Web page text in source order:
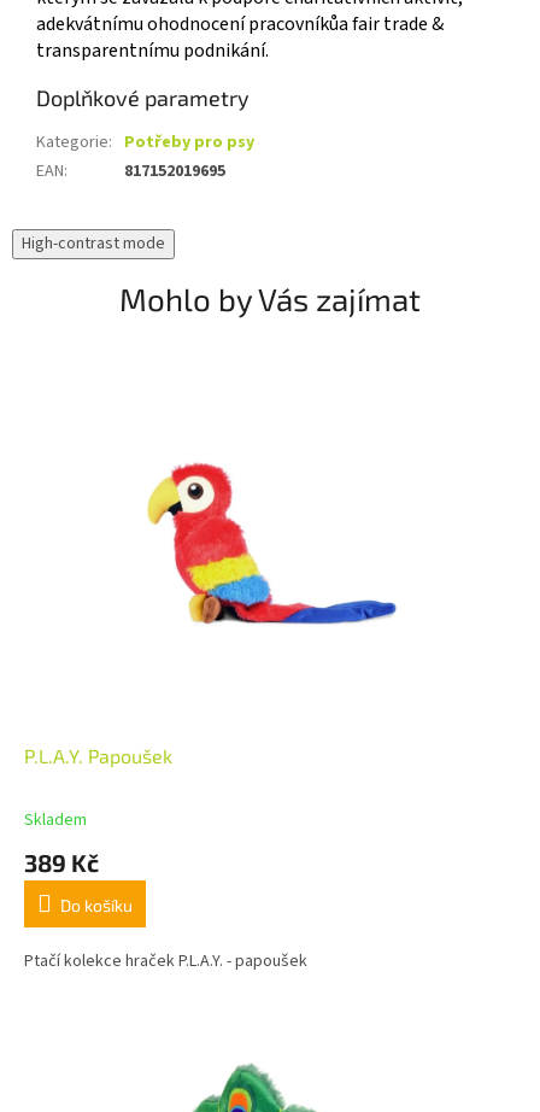
adekvátnímu ohodnocení pracovníkůa fair trade &
transparentnímu podnikání.
Doplňkové parametry
Kategorie: Potřeby pro psy
EAN: 817152019695
High-contrast mode
Mohlo by Vás zajímat
P.L.A.Y. Papoušek
Skladem
389 Kč
Do košíku
Ptačí kolekce hraček P.L.A.Y. - papoušek